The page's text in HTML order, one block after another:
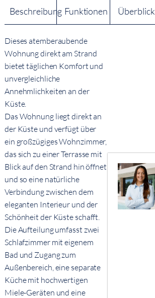
Beschreibung Funktionen Überblick
Dieses atemberaubende
Wohnung direkt am Strand
bietet täglichen Komfort und
unvergleichliche
Annehmlichkeiten an der
Küste.
Das Wohnung liegt direkt an
der Küste und verfügt über
ein großzügiges Wohnzimmer,
das sich zu einer Terrasse mit
Blick auf den Strand hin öffnet
und so eine natürliche
Verbindung zwischen dem
eleganten Interieur und der
Schönheit der Küste schafft.
Die Aufteilung umfasst zwei
Schlafzimmer mit eigenem
Bad und Zugang zum
Außenbereich, eine separate
Küche mit hochwertigen
Miele-Geräten und eine